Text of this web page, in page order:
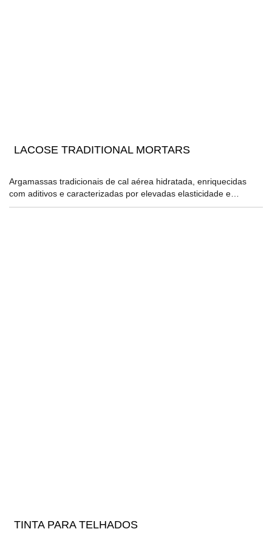
LACOSE TRADITIONAL MORTARS
Argamassas tradicionais de cal aérea hidratada, enriquecidas
com aditivos e caracterizadas por elevadas elasticidade e…
TINTA PARA TELHADOS